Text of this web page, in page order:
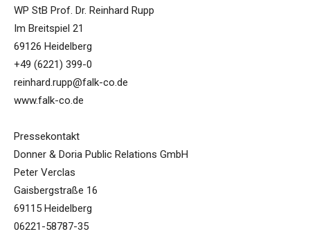
WP StB Prof. Dr. Reinhard Rupp
Im Breitspiel 21
69126 Heidelberg
+49 (6221) 399-0
reinhard.rupp@falk-co.de
www.falk-co.de
Pressekontakt
Donner & Doria Public Relations GmbH
Peter Verclas
Gaisbergstraße 16
69115 Heidelberg
06221-58787-35